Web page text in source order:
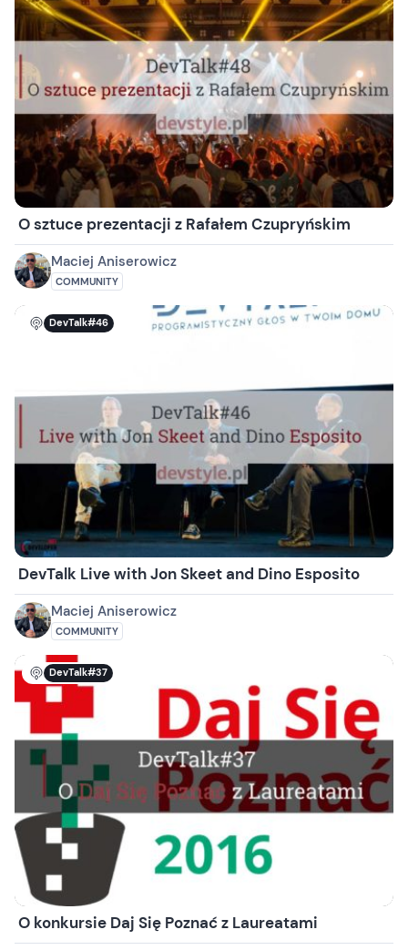
O sztuce prezentacji z Rafałem Czupryńskim
Maciej Aniserowicz
COMMUNITY
DevTalk#46
DevTalk Live with Jon Skeet and Dino Esposito
Maciej Aniserowicz
COMMUNITY
DevTalk#37
O konkursie Daj Się Poznać z Laureatami